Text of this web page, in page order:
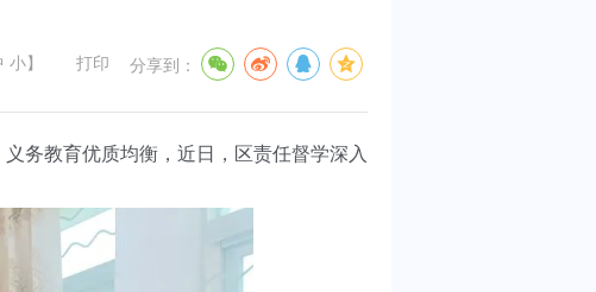
小 】 打印 分享到：
务教育优质均衡，近日，区责任督学深入